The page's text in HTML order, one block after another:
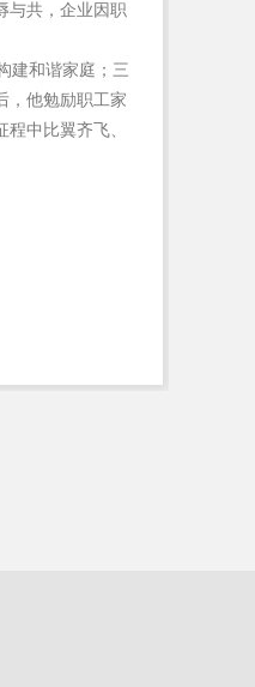
与共，企业因职
建和谐家庭；三
，他勉励职工家
中比翼齐飞、